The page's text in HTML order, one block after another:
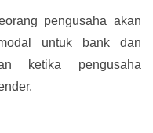
pengusaha akan
untuk bank dan
ketika pengusaha